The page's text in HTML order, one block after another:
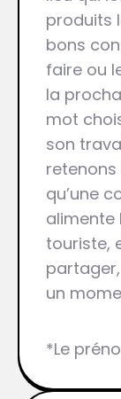
produits
bons
faire ou
la
mot
son
retenons
qu’une
alimente
touriste,
un
*Le